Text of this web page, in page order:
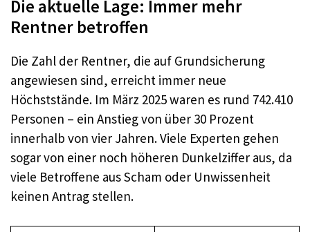
Die aktuelle Lage: Immer mehr
Rentner betroffen
Die Zahl der Rentner, die auf Grundsicherung
angewiesen sind, erreicht immer neue
Höchststände. Im März 2025 waren es rund 742.410
Personen – ein Anstieg von über 30 Prozent
innerhalb von vier Jahren. Viele Experten gehen
sogar von einer noch höheren Dunkelziffer aus, da
viele Betroffene aus Scham oder Unwissenheit
keinen Antrag stellen.